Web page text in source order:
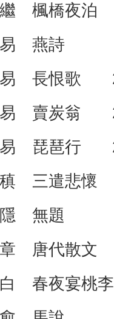
楓橋夜
易 燕詩
易 長恨歌
易 賣炭翁
易 琵琶行
三遣悲
隱 無題
章 唐代
春夜宴桃